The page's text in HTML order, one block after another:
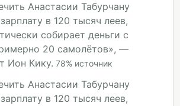
Анастасии Табурчану
в 120 тысяч леев,
собирает деньги с
20 самолётов», —
Ион Кику. 78% источник
Анастасии Табурчану
в 120 тысяч леев,